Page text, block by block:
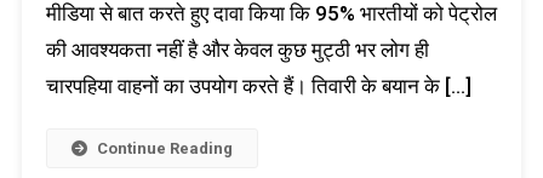
मीडिया से बात करते हुए दावा किया कि 95% भारतीयों को पेट्रोल
की आवश्यकता नहीं है और केवल कुछ मुट्ठी भर लोग ही
चारपहिया वाहनों का उपयोग करते हैं। तिवारी के बयान के […]
Continue Reading